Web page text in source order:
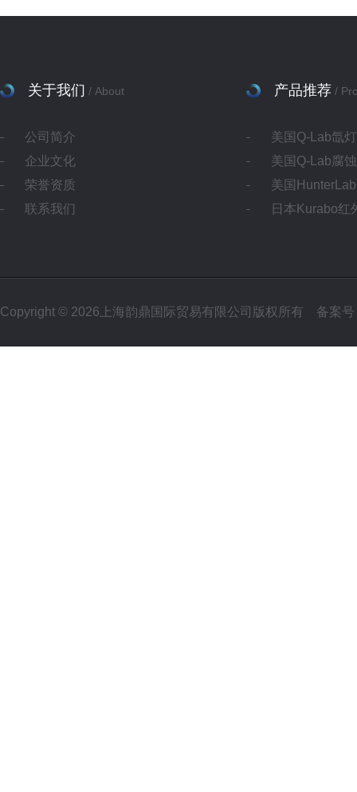
关于我们 / About
公司简介
企业文化
荣誉资质
联系我们
产品推荐 /
美国Q-Lab氙
美国Q-Lab腐
美国
日本Kurabo红
Copyright © 2026上海韵鼎国际贸易有限公司版权所有 备案